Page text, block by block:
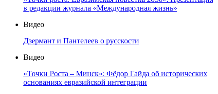
в редакции журнала «Международная жизнь»
Видео
Дзермант и Пантелеев о русскости
Видео
«Точки Роста – Минск»: Фёдор Гайда об исторических
основаниях евразийской интеграции